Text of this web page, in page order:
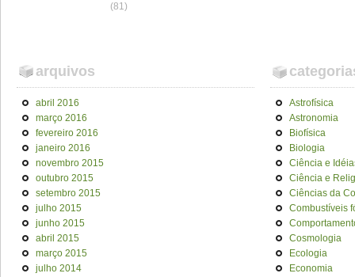
(81)
arquivos
abril 2016
março 2016
fevereiro 2016
janeiro 2016
novembro 2015
outubro 2015
setembro 2015
julho 2015
junho 2015
abril 2015
março 2015
julho 2014
Astrofísica
Astronomia
Biofísica
Biologia
Ciência e
Ciência e
Ciências da
Combustíveis
Cosmologia
Ecologia
Economia